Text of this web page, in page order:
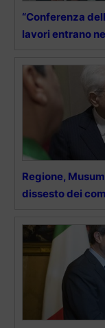
“Conferenza
lavori entrano
Regione,
dissesto dei